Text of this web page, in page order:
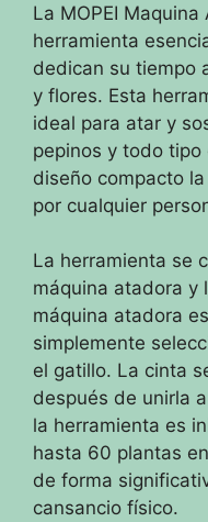
La MOPEI
herramienta
dedican su tiempo
y flores. Esta
ideal para atar y
pepinos y todo
diseño compacto
por cualquier
La herramienta se
máquina atadora y
máquina atadora
simplemente
el gatillo. La cinta
después de unirla
la herramienta es
hasta 60 plantas
de forma
cansancio físico.